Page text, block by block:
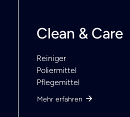
Clean & Care
Reiniger
Poliermittel
Pflegemittel
Mehr erfahren